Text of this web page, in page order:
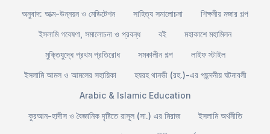
অনুবাদ: আত্ম-উন্নয়ন ও মেডিটেশন
সাহিত্য সমালোচনা
শিক্ষনীয় মজার গল্প
ইসলামি গবেষণা, সমালোচনা ও প্রবন্ধ
বই
মহাকাশে মহামিলন
মুক্তিযুদ্ধে প্রথম প্রতিরোধ
সমকালীন গল্প
লাইফ স্টাইল
ইসলামি আমল ও আমলের সহায়িকা
হযরহ থানভী (রহ.)-এর পছন্দনীয় ঘটনাবলী
Arabic & Islamic Education
কুরআন-হাদীস ও বৈজ্ঞানিক দৃষ্টিতে রাসূল (সা.) এর মিরাজ
ইসলামি অর্থনীতি